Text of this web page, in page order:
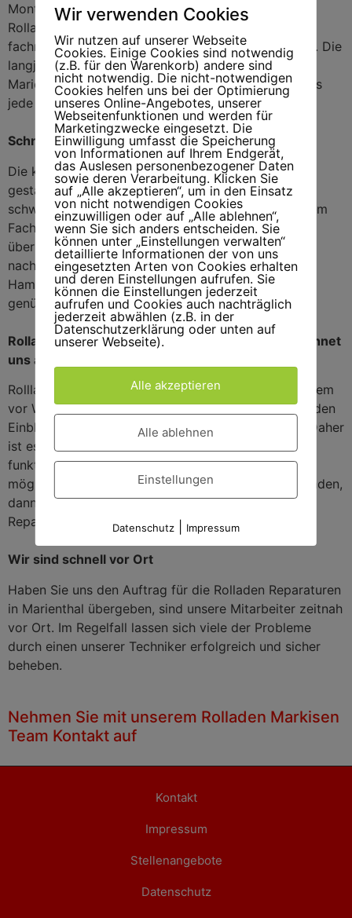
Monteure stehen Ihnen gerne zur Verfügung. Jede
Rolladenreparatur in Hamburg wird von uns
fachmännisch betreut und schnellstmöglich erledigt. Die
langjährige Erfahrung unseres Teams nicht nur in
Marienthal, aber in ganz Hamburg, ermöglicht es uns
jede Rolladenmontage zu bewerkstelligen.
Schnelle und fachmännische Hilfe
Die komplexe Mechanik von modernen Jalousien
gestalten die Reparatur und Instandhaltung oft
schwierig, weshalb diese auch nur von ausgebildetem
Fachpersonal vorgenommen werden sollte. Wir
übernehmen das gerne für Sie! Aber auch das
nachrüsten veralteter Rolladenmotoren in ganz
Hamburg stellt für uns kein Problem dar. Ein Anruf
genügt!
Rolladen Reparaturen in Marienthal – Service zeichnet
uns aus
Rollladen dienen zum Schutz Ihrer Immobilie. Vor allem
vor Witterungseinflüssen, aber auch als Schutz vor den
Einblicken fremder Menschen in Ihre Privatsphäre. Daher
ist es umso wichtiger, dass diese einwandfrei
funktionieren. Denn nur so ist der Schutz wirklich
möglich. Haben Sie einmal Probleme mit Ihren Rollladen,
dann nehmen Sie unseren Service für Rolladen
Reparaturen in Marienthal in Anspruch.
Wir sind schnell vor Ort
Haben Sie uns den Auftrag für die Rolladen Reparaturen
in Marienthal übergeben, sind unsere Mitarbeiter zeitnah
vor Ort. Im Regelfall lassen sich viele der Probleme
durch einen unserer Techniker erfolgreich und sicher
beheben.
Nehmen Sie mit unserem Rolladen Markisen
Team Kontakt auf
Kontakt
Impressum
Stellenangebote
Datenschutz
Wir verwenden Cookies
Wir nutzen auf unserer Webseite
Cookies. Einige Cookies sind notwendig
(z.B. für den Warenkorb) andere sind
nicht notwendig. Die nicht-notwendigen
Cookies helfen uns bei der Optimierung
unseres Online-Angebotes, unserer
Webseitenfunktionen und werden für
Marketingzwecke eingesetzt. Die
Einwilligung umfasst die Speicherung
von Informationen auf Ihrem Endgerät,
das Auslesen personenbezogener Daten
sowie deren Verarbeitung. Klicken Sie
auf „Alle akzeptieren“, um in den Einsatz
von nicht notwendigen Cookies
einzuwilligen oder auf „Alle ablehnen“,
wenn Sie sich anders entscheiden. Sie
können unter „Einstellungen verwalten“
detaillierte Informationen der von uns
eingesetzten Arten von Cookies erhalten
und deren Einstellungen aufrufen. Sie
können die Einstellungen jederzeit
aufrufen und Cookies auch nachträglich
jederzeit abwählen (z.B. in der
Datenschutzerklärung oder unten auf
unserer Webseite).
Alle akzeptieren
Alle ablehnen
Einstellungen
Datenschutz| Impressum